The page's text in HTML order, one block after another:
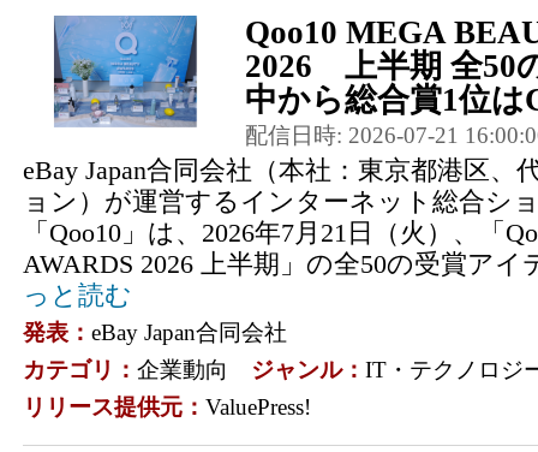
Qoo10 MEGA
2026 上半期 全50
中から総合賞1位
配信日時: 2026-07-21
eBay Japan合同会社（本社：東京都港区、
ョン）が運営するインターネット総合シ
「Qoo10」は、2026年7月21日（火）、「
AWARDS 2026 上半期」の全50の受賞ア
っと読む
発表： eBay Japan合同会社
カテゴリ： 企業動向 ジャンル： IT・テクノロジ
リリース提供元： ValuePress!